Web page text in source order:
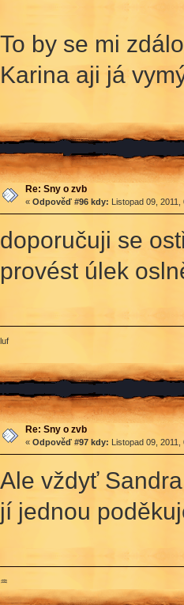
To by se mi
Karina aji já
Re: Sny o zvb
« Odpověď #96 kdy: Listopad 09,
doporučuji se
provést úlek
luf
Re: Sny o zvb
« Odpověď #97 kdy: Listopad 09,
Ale vždyť
jí jednou
♒